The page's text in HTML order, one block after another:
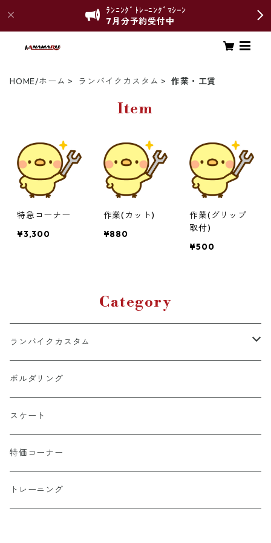
ﾗﾝﾆﾝｸﾞﾄﾚｰﾆﾝｸﾞﾏｼｰﾝ
7月分予約受付中
HOME/ホーム ランバイクカスタム 作業・工賃
Item
特急コーナー
¥3,300
作業(カット)
¥880
作業(グリップ
取付)
¥500
Category
ランバイクカスタム
ホイール周り（チューブ・タイヤ含む）
ヘッドギア周り
ハンドル周り
シート周り
ボルダリング
スケート
特価コーナー
トレーニング